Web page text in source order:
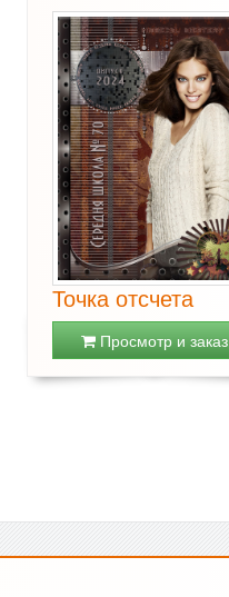
Точка отсчета
Просмотр и заказ